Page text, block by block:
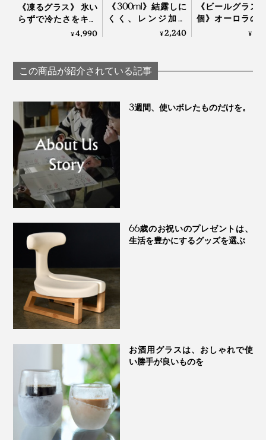
《凍るグラス》 氷い
らずで冷たさをキー
プする「アイスクイ
¥4,990
《300ml》結露しに
くく、レンジ加熱
OK、見る角度で表情
｜RayES
¥2,240
《ビールグラス
個》オーロラの
で眼福を、まろ
¥
この商品が紹介されている記事
3週間、使いボレたものだけを。
66歳のお祝いのプレゼントは、
生活を豊かにするグッズを選ぶ
お酒用グラスは、おしゃれで使
い勝手が良いものを